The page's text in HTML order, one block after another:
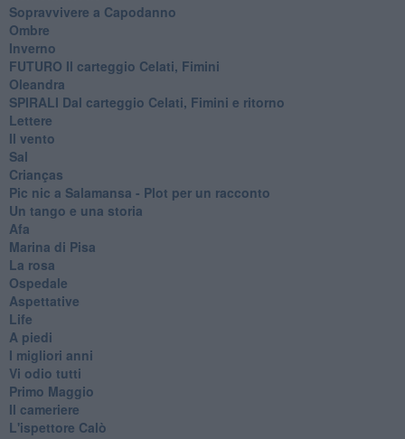
Sopravvivere a Capodanno
Ombre
Inverno
FUTURO Il carteggio Celati, Fimini
Oleandra
SPIRALI Dal carteggio Celati, Fimini e ritorno
Lettere
Il vento
Sal
Crianças
Pic nic a Salamansa - Plot per un racconto
Un tango e una storia
Afa
Marina di Pisa
La rosa
Ospedale
Aspettative
Life
A piedi
I migliori anni
Vi odio tutti
Primo Maggio
Il cameriere
L'ispettore Calò